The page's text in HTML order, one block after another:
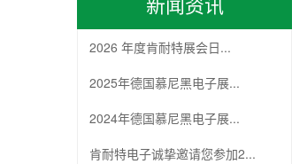
2026 年度肯耐特展会日...
2025年德国慕尼黑电子展...
2024年德国慕尼黑电子展...
肯耐特电子诚挚邀请您参加2...